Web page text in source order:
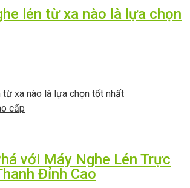
lén từ xa nào là lựa chọn
từ xa nào là lựa chọn tốt nhất
với Máy Nghe Lén Trực
Đỉnh Cao